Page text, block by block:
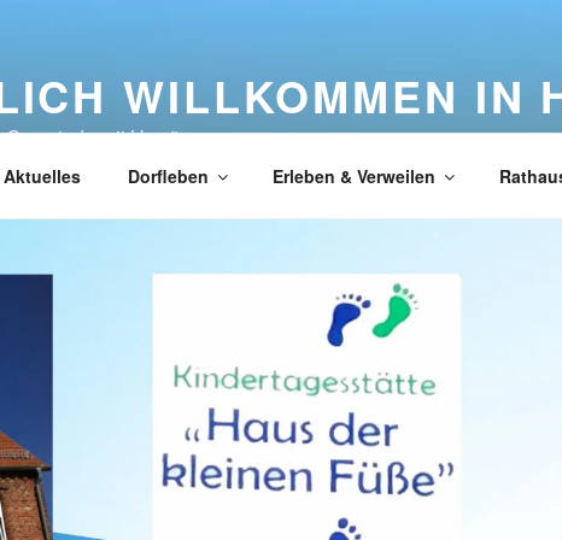
WILLKOMMEN IN
mit Herz"
Aktuelles Dorfleben Erleben & Verweilen